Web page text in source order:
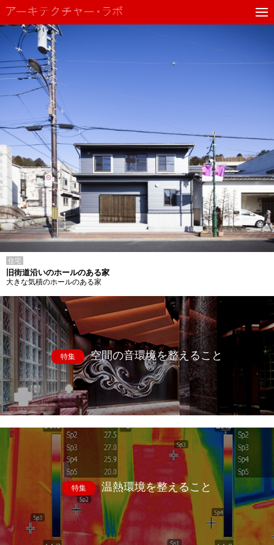
住宅
旧街道沿いのホールのある家
大きな気積のホールのある家
特集 空間の音環境を整えること
特集 温熱環境を整えること